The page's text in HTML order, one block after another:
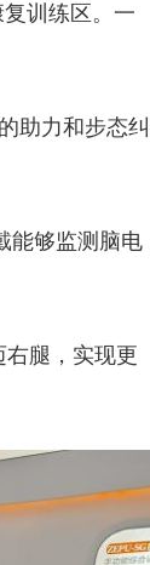
智 5G 产业+
训练区。一
助力和步态纠
能够监测脑电
腿，实现更